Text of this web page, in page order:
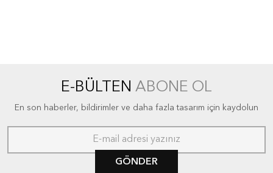
E-BÜLTEN ABONE OL
En son haberler, bildirimler ve daha fazla tasarım için kaydolun
GÖNDER